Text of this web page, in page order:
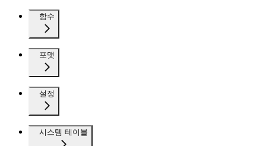
함수
포맷
설정
시스템 테이블